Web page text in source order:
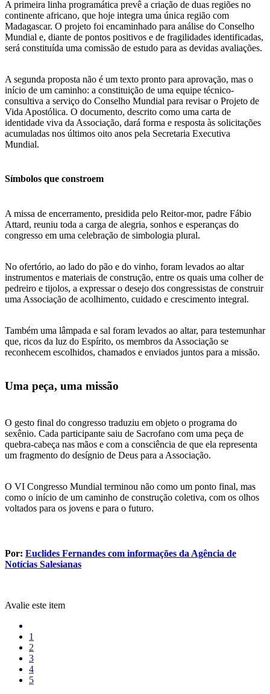
A primeira linha programática prevê a criação de duas regiões no
continente africano, que hoje integra uma única região com
Madagascar. O projeto foi encaminhado para análise do Conselho
Mundial e, diante de pontos positivos e de fragilidades identificadas,
será constituída uma comissão de estudo para as devidas avaliações.
A segunda proposta não é um texto pronto para aprovação, mas o
início de um caminho: a constituição de uma equipe técnico-
consultiva a serviço do Conselho Mundial para revisar o Projeto de
Vida Apostólica. O documento, descrito como uma carta de
identidade viva da Associação, dará forma e resposta às solicitações
acumuladas nos últimos oito anos pela Secretaria Executiva
Mundial.
Símbolos que constroem
A missa de encerramento, presidida pelo Reitor-mor, padre Fábio
Attard, reuniu toda a carga de alegria, sonhos e esperanças do
congresso em uma celebração de simbologia plural.
No ofertório, ao lado do pão e do vinho, foram levados ao altar
instrumentos e materiais de construção, entre os quais uma colher de
pedreiro e tijolos, a expressar o desejo dos congressistas de construir
uma Associação de acolhimento, cuidado e crescimento integral.
Também uma lâmpada e sal foram levados ao altar, para testemunhar
que, ricos da luz do Espírito, os membros da Associação se
reconhecem escolhidos, chamados e enviados juntos para a missão.
Uma peça, uma missão
O gesto final do congresso traduziu em objeto o programa do
sexênio. Cada participante saiu de Sacrofano com uma peça de
quebra-cabeça nas mãos e com a consciência de que ela representa
um fragmento do desígnio de Deus para a Associação.
O VI Congresso Mundial terminou não como um ponto final, mas
como o início de um caminho de construção coletiva, com os olhos
voltados para os jovens e para o futuro.
Por: Euclides Fernandes com informações da Agência de
Notícias Salesianas
Avalie este item
1
2
3
4
5